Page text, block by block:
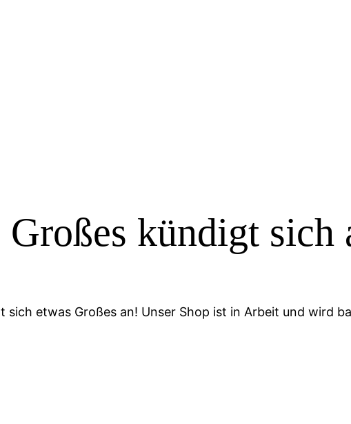
Großes kündigt sich
sich etwas Großes an! Unser Shop ist in Arbeit und wird